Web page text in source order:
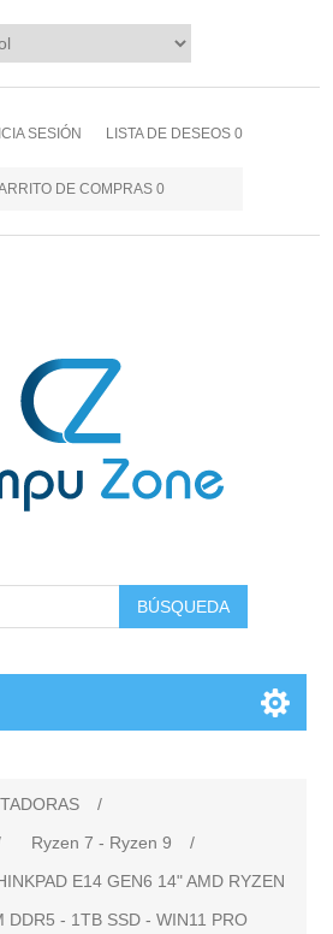
SESIÓN LISTA DE DESEOS 0
DE COMPRAS 0
BÚSQUEDA
/
Ryzen 7 - Ryzen 9
/
E14 GEN6 14" AMD RYZEN
DDR5 - 1TB SSD - WIN11 PRO